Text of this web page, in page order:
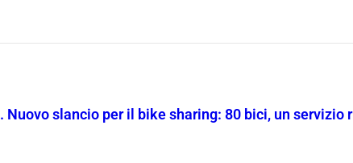
Nuovo slancio per il bike sharing: 80 bici, un servizio